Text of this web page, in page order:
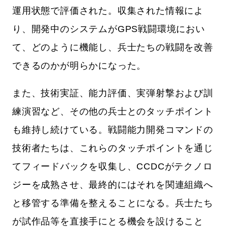
運用状態で評価された。収集された情報によ
り、開発中のシステムがGPS戦闘環境におい
て、どのように機能し、兵士たちの戦闘を改善
できるのかが明らかになった。
また、技術実証、能力評価、実弾射撃および訓
練演習など、その他の兵士とのタッチポイント
も維持し続けている。戦闘能力開発コマンドの
技術者たちは、これらのタッチポイントを通じ
てフィードバックを収集し、CCDCがテクノロ
ジーを成熟させ、最終的にはそれを関連組織へ
と移管する準備を整えることになる。兵士たち
が試作品等を直接手にとる機会を設けること